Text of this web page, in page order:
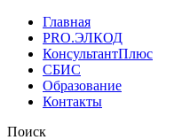
Главная
PRO.ЭЛКОД
КонсультантПлюс
СБИС
Образование
Контакты
Поиск